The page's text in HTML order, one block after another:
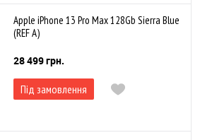
Apple iPhone 13 Pro Max 128Gb Sierra Blue
(REF A)
28 499 грн.
Під замовлення